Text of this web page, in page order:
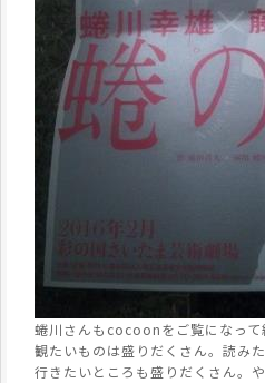
蜷川さんもcocoonをご覧になって
観たいものは盛りだくさん。読み
行きたいところも盛りだくさん。